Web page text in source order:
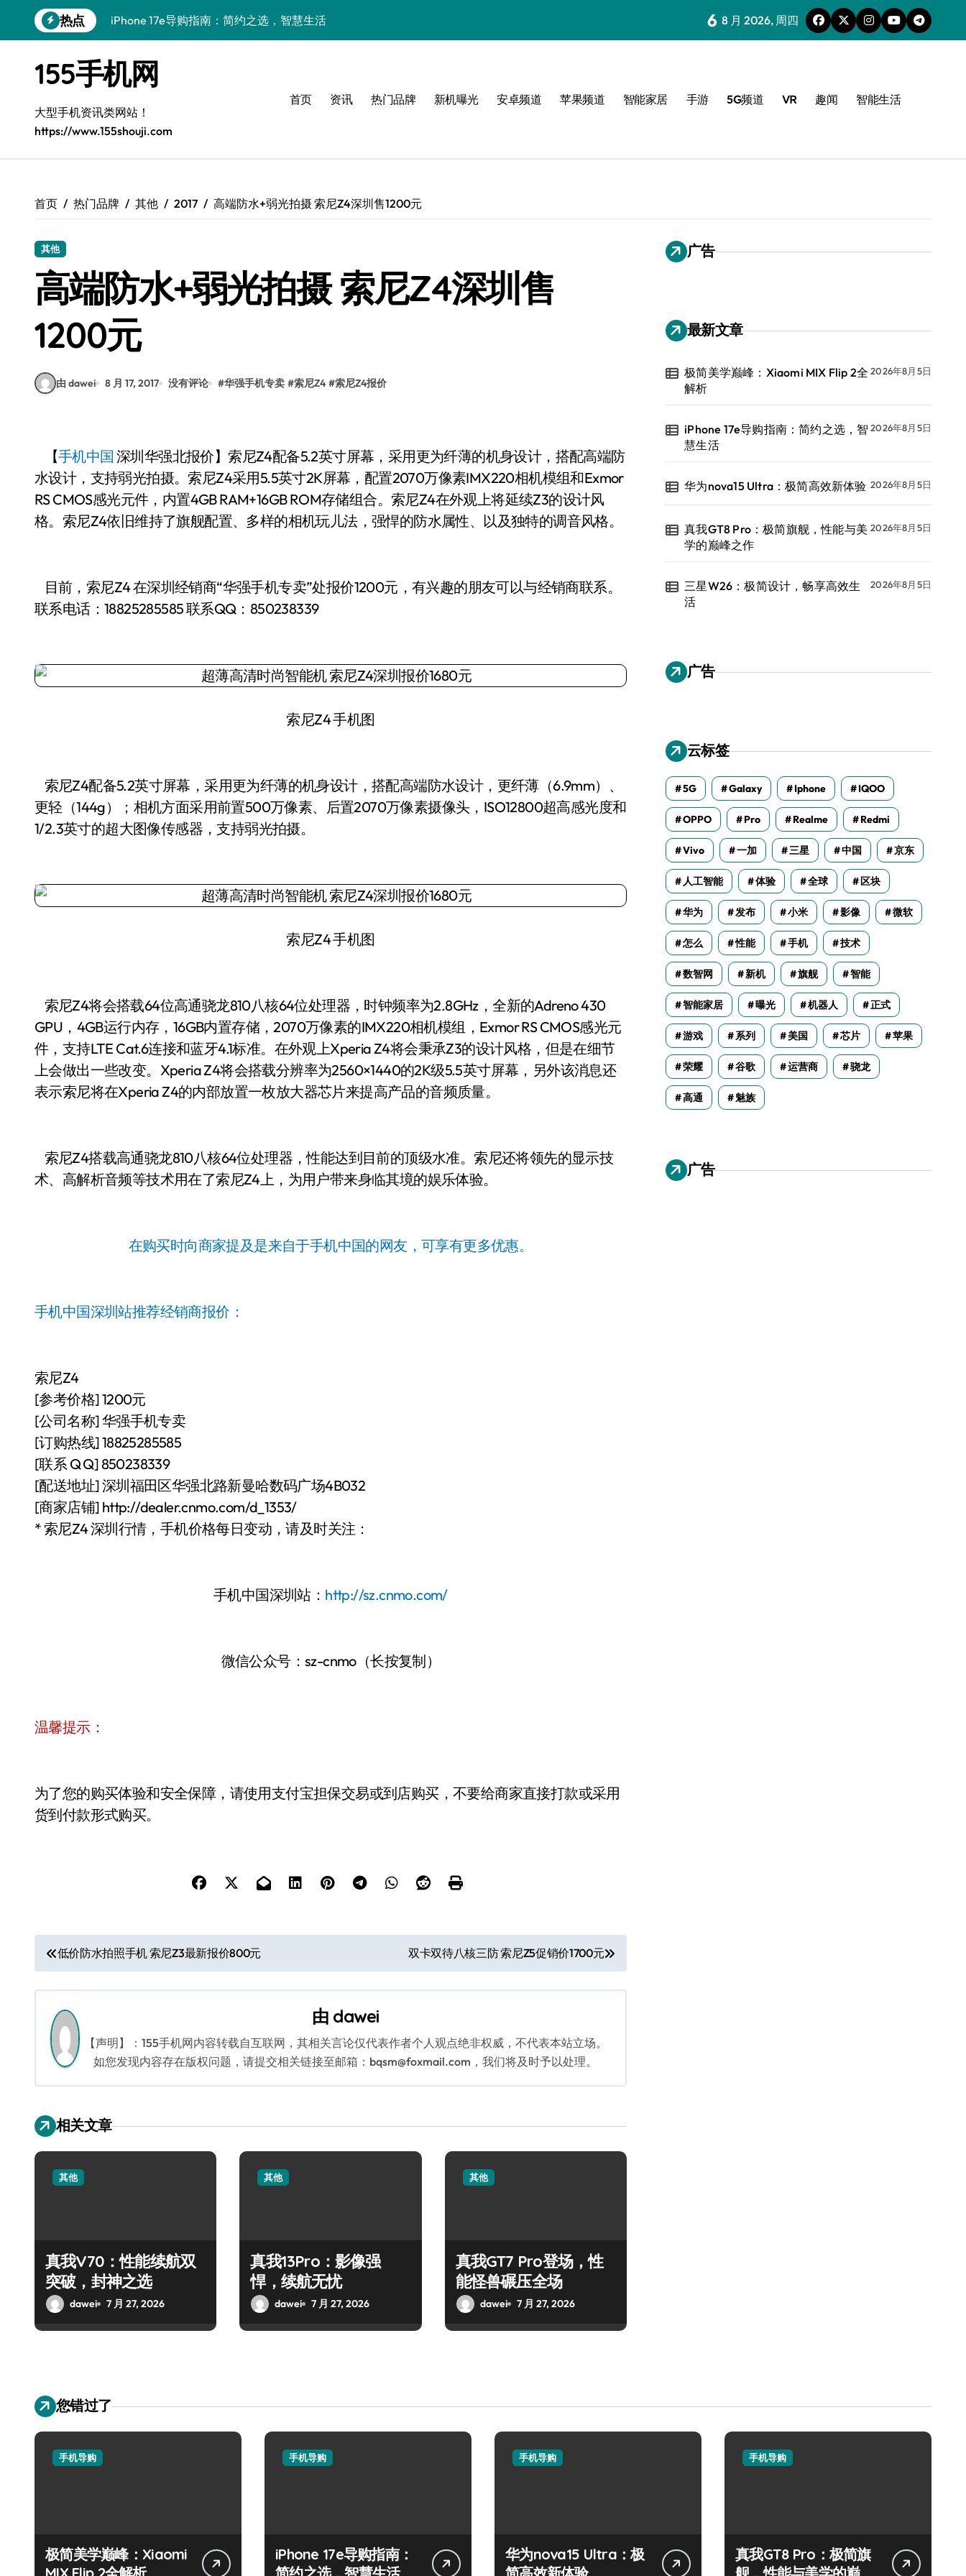
到
热点
iPhone 17e导购指南：简约之选，智慧生活
真我GT8 Pro：极简旗舰，性能与美学的巅峰之作
三星W26：极简设计，畅享高效生活
极简新奢典范：三星W26引领高端风尚
极简导购：三星Galaxy S26，高效生活新起点
iQOO Z11 Turbo：性能先锋，极简之选
极简美学巅峰：Xiaomi MIX Flip 2全解析
6 8 月 2026, 周四
155手机网
大型手机资讯类网站！
https://www.155shouji.com
首页 资讯 热门品牌 新机曝光 安卓频道 苹果频道 智能家居 手游 5G频道 VR 趣闻 智能生活
首页 热门品牌 其他 2017 高端防水+弱光拍摄 索尼Z4深圳售1200元
其他
高端防水+弱光拍摄 索尼Z4深圳售
1200元
由 dawei 8 月 17, 2017 没有评论 #华强手机专卖 #索尼Z4 #索尼Z4报价
【手机中国 深圳华强北报价】索尼Z4配备5.2英寸屏幕，采用更为纤薄的机身设计，搭配高端防
水设计，支持弱光拍摄。索尼Z4采用5.5英寸2K屏幕，配置2070万像素IMX220相机模组和Exmor
RS CMOS感光元件，内置4GB RAM+16GB ROM存储组合。索尼Z4在外观上将延续Z3的设计风
格。索尼Z4依旧维持了旗舰配置、多样的相机玩儿法，强悍的防水属性、以及独特的调音风格。
目前，索尼Z4 在深圳经销商“华强手机专卖”处报价1200元，有兴趣的朋友可以与经销商联系。
联系电话： 18825285585联系QQ：850238339
索尼Z4 手机图
索尼Z4配备5.2英寸屏幕，采用更为纤薄的机身设计，搭配高端防水设计，更纤薄（6.9mm）、
更轻（144g）；相机方面采用前置500万像素、后置2070万像素摄像头，ISO12800超高感光度和
1/2.3英寸的超大图像传感器，支持弱光拍摄。
索尼Z4 手机图
索尼Z4将会搭载64位高通骁龙810八核64位处理器，时钟频率为2.8GHz，全新的Adreno 430
GPU，4GB运行内存，16GB内置存储，2070万像素的IMX220相机模组，Exmor RS CMOS感光元
件，支持LTE Cat.6连接和蓝牙4.1标准。在外观上Xperia Z4将会秉承Z3的设计风格，但是在细节
上会做出一些改变。Xperia Z4将会搭载分辨率为2560×1440的2K级5.5英寸屏幕，另外该消息还
表示索尼将在Xperia Z4的内部放置一枚放大器芯片来提高产品的音频质量。
索尼Z4搭载高通骁龙810八核64位处理器，性能达到目前的顶级水准。索尼还将领先的显示技
术、高解析音频等技术用在了索尼Z4上，为用户带来身临其境的娱乐体验。
在购买时向商家提及是来自于手机中国的网友，可享有更多优惠。
手机中国深圳站推荐经销商报价：
索尼Z4
[参考价格] 1200元
[公司名称] 华强手机专卖
[订购热线] 18825285585
[联系 Q Q] 850238339
[配送地址] 深圳福田区华强北路新曼哈数码广场4B032
[商家店铺] http://dealer.cnmo.com/d_1353/
* 索尼Z4 深圳行情，手机价格每日变动，请及时关注：
手机中国深圳站： http://sz.cnmo.com/
微信公众号：sz-cnmo（长按复制）
温馨提示：
为了您的购买体验和安全保障，请使用支付宝担保交易或到店购买，不要给商家直接打款或采用
货到付款形式购买。
文
章
导
航
低价防水拍照手机 索尼Z3最新报价800元 双卡双待八核三防 索尼Z5促销价1700元
由 dawei
【声明】：155手机网内容转载自互联网，其相关言论仅代表作者个人观点绝非权威，不代表本站立场。
如您发现内容存在版权问题，请提交相关链接至邮箱：bqsm@foxmail.com，我们将及时予以处理。
相关文章
其他
真我V70：性能续航双
突破，封神之选
dawei 7 月 27, 2026
其他
真我13Pro：影像强
悍，续航无忧
dawei 7 月 27, 2026
其他
真我GT7 Pro登场，性
能怪兽碾压全场
dawei 7 月 27, 2026
广告
最新文章
极简美学巅峰：Xiaomi MIX Flip 2全
解析
2026年8月5日
iPhone 17e导购指南：简约之选，智
慧生活
2026年8月5日
华为nova15 Ultra：极简高效新体验 2026年8月5日
真我GT8 Pro：极简旗舰，性能与美
学的巅峰之作
2026年8月5日
三星W26：极简设计，畅享高效生
活
2026年8月5日
广告
云标签
5G Galaxy Iphone IQOO
OPPO Pro Realme Redmi
Vivo 一加 三星 中国 京东
人工智能 体验 全球 区块
华为 发布 小米 影像 微软
怎么 性能 手机 技术
数智网 新机 旗舰 智能
智能家居 曝光 机器人 正式
游戏 系列 美国 芯片 苹果
荣耀 谷歌 运营商 骁龙
高通 魅族
广告
您错过了
手机导购
极简美学巅峰：Xiaomi
手机导购
iPhone 17e导购指南：
手机导购
华为nova15 Ultra：极
手机导购
真我GT8 Pro：极简旗